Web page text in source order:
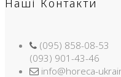
Наші Контакти
(095) 858-08-53
(093) 901-43-46
info@horeca-